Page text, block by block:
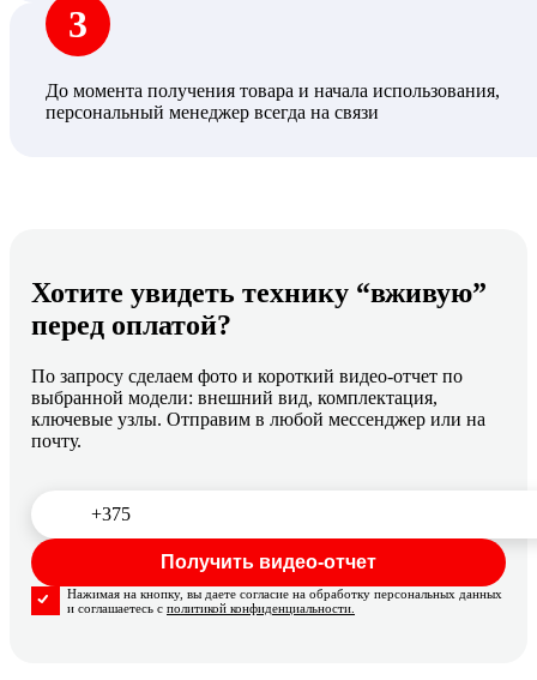
3
До момента получения товара и начала использования,
персональный менеджер всегда на связи
Хотите увидеть технику “вживую”
перед оплатой?
По запросу сделаем фото и короткий видео-отчет по
выбранной модели: внешний вид, комплектация,
ключевые узлы. Отправим в любой мессенджер или на
почту.
Нажимая на кнопку, вы даете согласие на обработку персональных данных
и соглашаетесь с политикой конфиденциальности.